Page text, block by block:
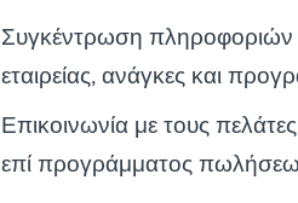
Συγκέντρωση πληροφοριών
εταιρείας, ανάγκες και
Επικοινωνία με τους
επί προγράμματος